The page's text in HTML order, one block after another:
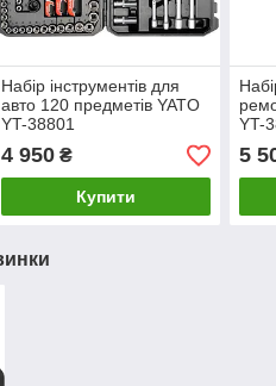
Набір інструментів для
авто 120 предметів YATO
YT-38801
4 950₴
Купити
YT-
5